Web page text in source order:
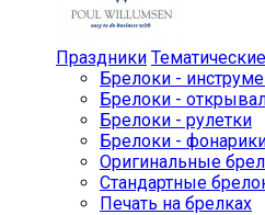
Праздники
Брелоки -
Брелоки -
Брелоки - рулетки
Брелоки -
Оригинальные
Стандартные
Печать на брелках